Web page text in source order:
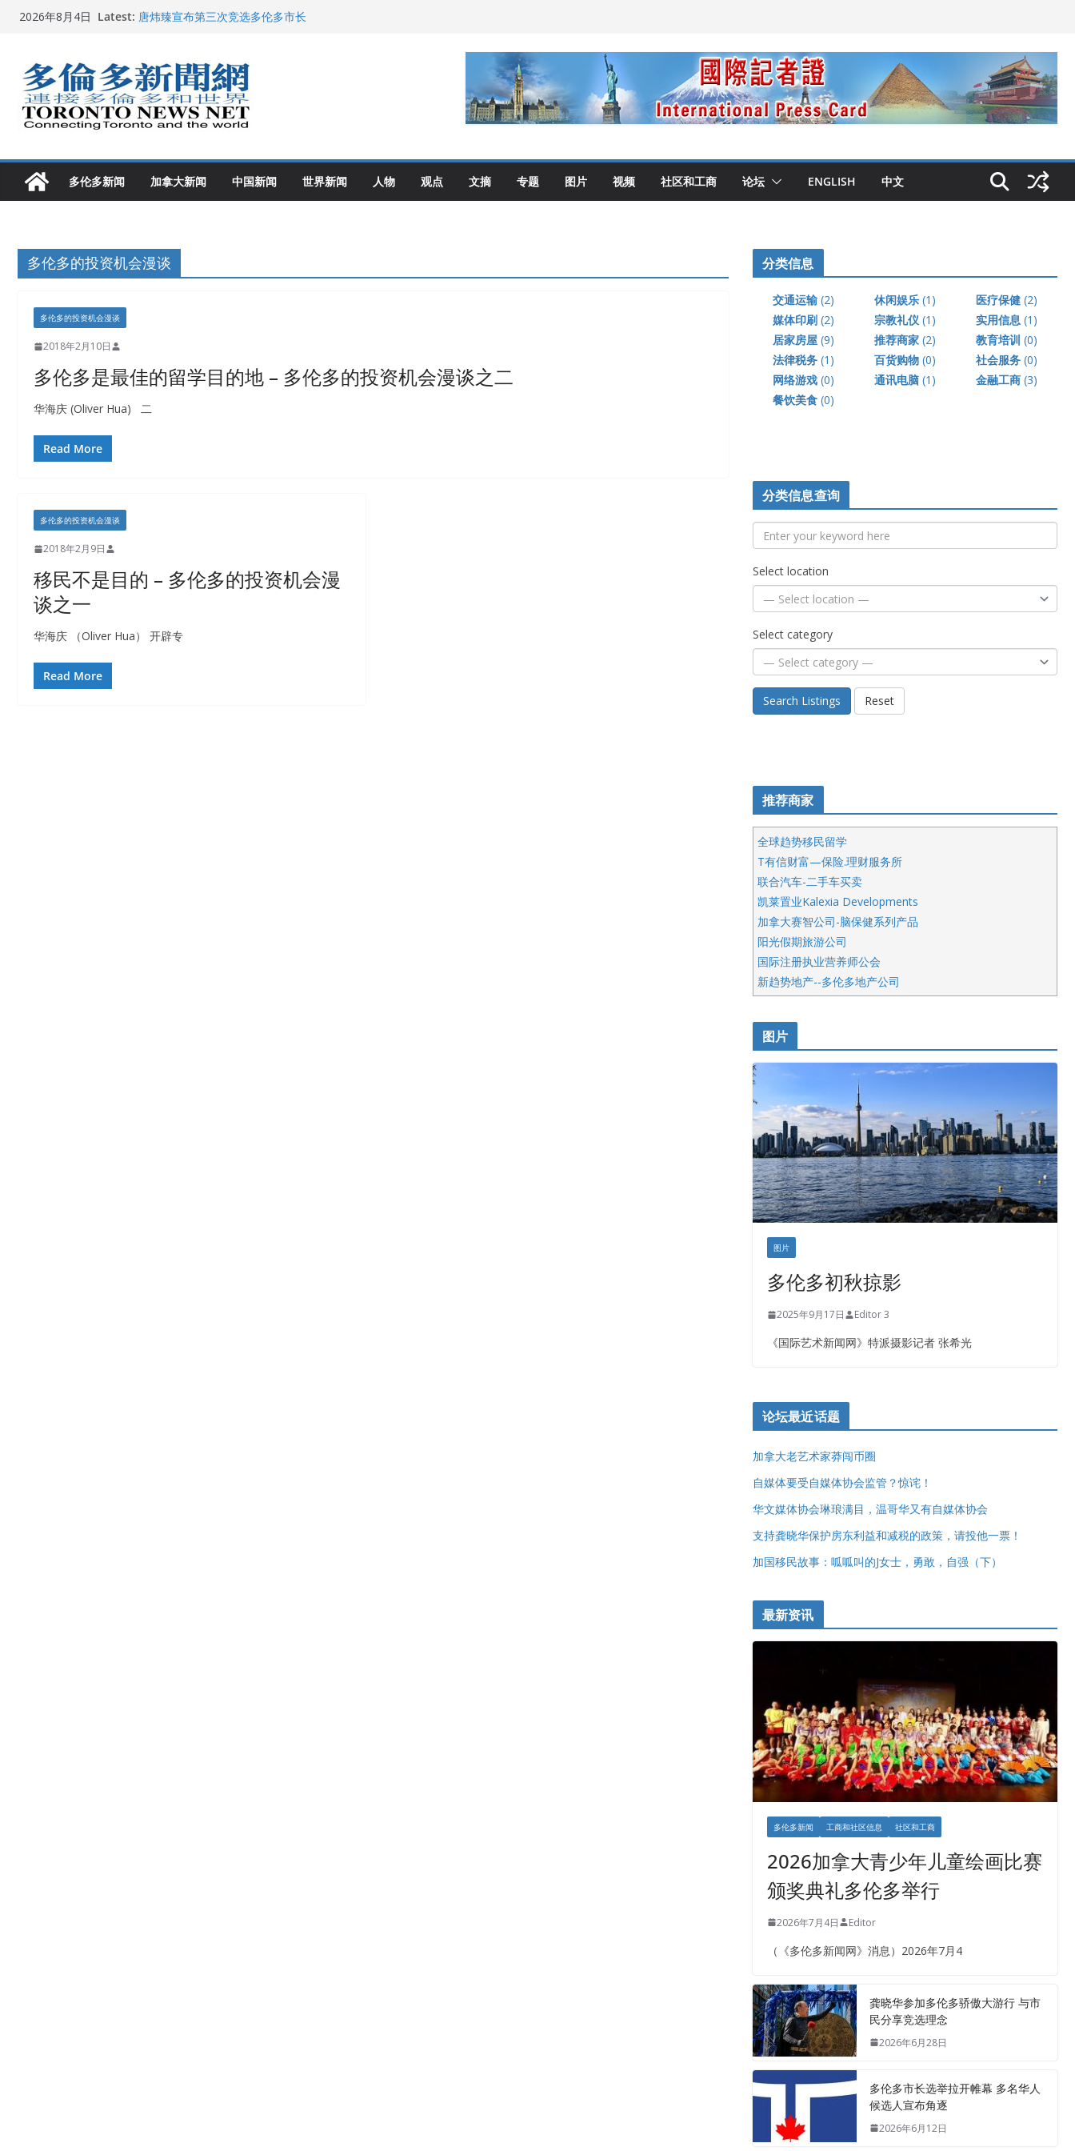
Skip2026年8月4日 Latest: 唐炜臻宣布第三次竞选多伦多市长
多伦多市长选举拉开帷幕 多名华人候选人宣布角逐
2026深圳国际佛事用品展览会暨沉香文化艺术展开幕盛典纪实
多伦多新闻 加拿大新闻 中国新闻 世界新闻 人物 观点 文摘 专题 图片 视频 社区和工商 论坛 ENGLISH 中文
多伦多的投资机会漫谈
多伦多的投资机会漫谈
2018年2月10日
多伦多是最佳的留学目的地 – 多伦多的投资机会漫谈之二
华海庆 (Oliver Hua) 二
Read More
多伦多的投资机会漫谈
2018年2月9日
移民不是目的 – 多伦多的投资机会漫
谈之一
华海庆 （Oliver Hua） 开辟专
Read More
分类信息
交通运输 (2) 休闲娱乐 (1) 医疗保健 (2)
媒体印刷 (2) 宗教礼仪 (1) 实用信息 (1)
居家房屋 (9) 推荐商家 (2) 教育培训 (0)
法律税务 (1) 百货购物 (0) 社会服务 (0)
网络游戏 (0) 通讯电脑 (1) 金融工商 (3)
餐饮美食 (0)
分类信息查询
Select location
Select category
Search Listings Reset
推荐商家
全球趋势移民留学
T有信财富—保险.理财服务所
联合汽车-二手车买卖
凯莱置业Kalexia Developments
加拿大赛智公司-脑保健系列产品
阳光假期旅游公司
国际注册执业营养师公会
新趋势地产--多伦多地产公司
呱呱电器
开明车行KS CAR SALES & SERVICE
健健宝公司
皇后金融集团
正点印艺设计
图片
图片
多伦多初秋掠影
2025年9月17日 Editor 3
《国际艺术新闻网》特派摄影记者 张希光
论坛最近话题
加拿大老艺术家莽闯币圈
自媒体要受自媒体协会监管？惊诧！
华文媒体协会琳琅满目，温哥华又有自媒体协会
支持龚晓华保护房东利益和减税的政策，请投他一票！
加国移民故事：呱呱叫的J女士，勇敢，自强（下）
最新资讯
多伦多新闻 工商和社区信息 社区和工商
2026加拿大青少年儿童绘画比赛
颁奖典礼多伦多举行
2026年7月4日 Editor
（《多伦多新闻网》消息）2026年7月4
龚晓华参加多伦多骄傲大游行 与市
民分享竞选理念
2026年6月28日
多伦多市长选举拉开帷幕 多名华人
候选人宣布角逐
2026年6月12日